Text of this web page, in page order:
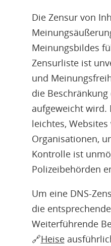
Die Zensur von
Meinungsbildes
Zensurliste ist
und
die
aufgeweicht wird.
leichtes,
Organisationen,
Kontrolle ist
Polizeibehörden
Um eine DNS-
die
Weiterführende
🔗Heise